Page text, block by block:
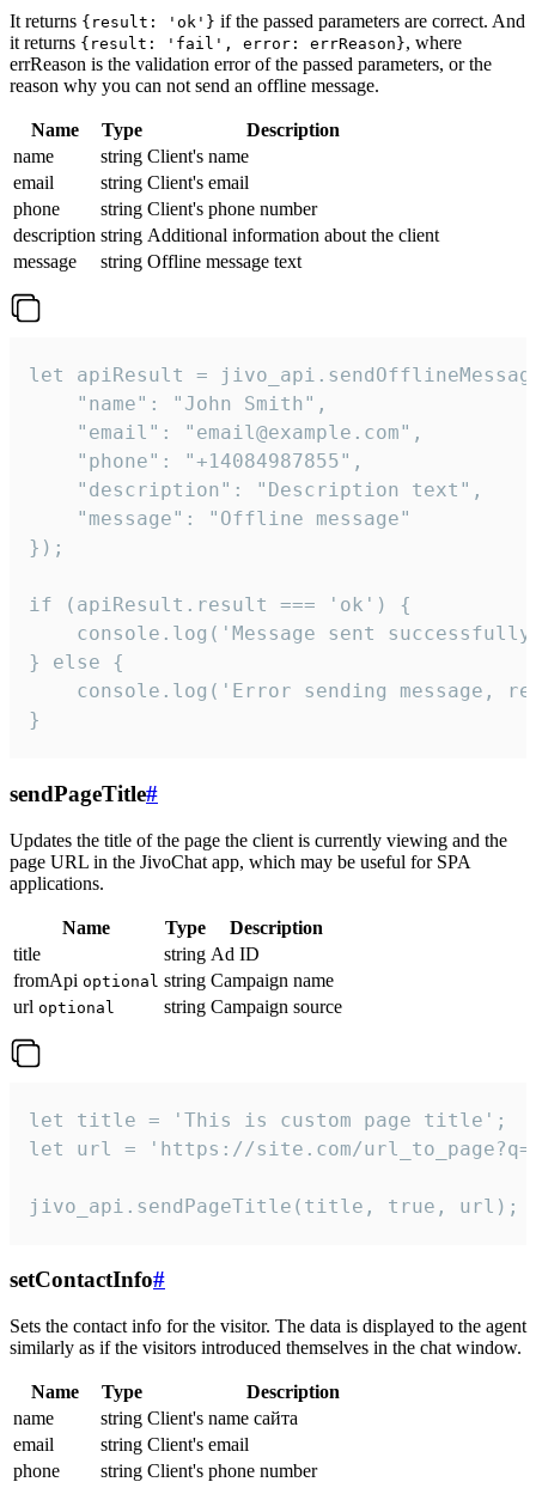
It returns {result: 'ok'} if the passed parameters are correct. And
it returns {result: 'fail', error: errReason}, where
errReason is the validation error of the passed parameters, or the
reason why you can not send an offline message.
Name Type
Description
name
string Client's name
email
string Client's email
phone
string Client's phone number
description string Additional information about the client
message
string Offline message text
let apiResult =
    "name": "John Smith",
    "email": "email@example.com",
    "phone": "+14084987855",
    "description": "Description text",
    "message": "Offline message"
});
if (apiResult.result === 'ok') {
console.log('Message sent
} else {
console.log('Error sending message,
}
sendPageTitle#
Updates the title of the page the client is currently viewing and the
page URL in the JivoChat app, which may be useful for SPA
applications.
Name Type
Description
title
string Ad ID
fromApi optional string Campaign name
url optional string Campaign source
let title = 'This is custom page title';
let url = 'https://site.com/
jivo_api.sendPageTitle(title, true, url);
setContactInfo#
Sets the contact info for the visitor. The data is displayed to the agent
similarly as if the visitors introduced themselves in the chat window.
Name Type
Description
name
string Client's name сайта
email
string Client's email
phone
string Client's phone number